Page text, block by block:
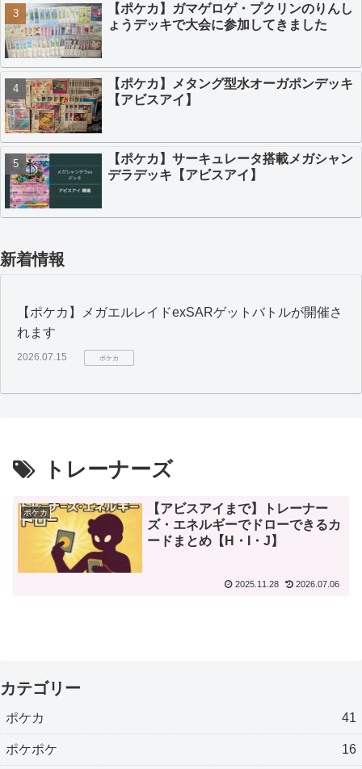
【ポケカ】ガマゲロゲ・プクリンのりんし
ょうデッキで大会に参加してきました
【ポケカ】メタング型水オーガポンデッキ
【アビスアイ】
【ポケカ】サーキュレータ搭載メガシャン
デラデッキ【アビスアイ】
新着情報
【ポケカ】メガエルレイドexSARゲットバトルが開催さ
れます
2026.07.15 ポケカ
トレーナーズ
ポケカ
【アビスアイまで】トレーナー
ズ・エネルギーでドローできるカ
ードまとめ【H・I・J】
2025.11.28 2026.07.06
カテゴリー
ポケカ 41
ポケポケ 16